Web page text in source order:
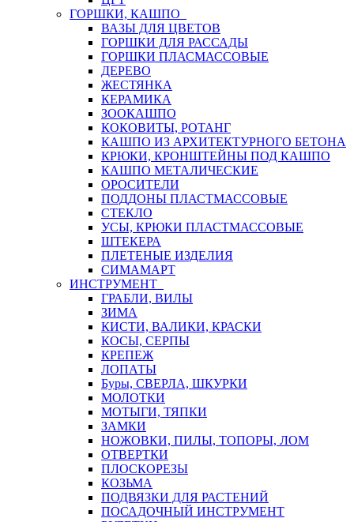
ГОРШКИ, КАШПО
ВАЗЫ ДЛЯ ЦВЕТОВ
ГОРШКИ ДЛЯ РАССАДЫ
ГОРШКИ ПЛАСМАССОВЫЕ
ДЕРЕВО
ЖЕСТЯНКА
КЕРАМИКА
ЗООКАШПО
КОКОВИТЫ, РОТАНГ
КАШПО ИЗ АРХИТЕКТУРНОГО БЕТОНА
КРЮКИ, КРОНШТЕЙНЫ ПОД КАШПО
КАШПО МЕТАЛИЧЕСКИЕ
ОРОСИТЕЛИ
ПОДДОНЫ ПЛАСТМАССОВЫЕ
СТЕКЛО
УСЫ, КРЮКИ ПЛАСТМАССОВЫЕ
ШТЕКЕРА
ПЛЕТЕНЫЕ ИЗДЕЛИЯ
СИМАМАРТ
ИНСТРУМЕНТ
ГРАБЛИ, ВИЛЫ
ЗИМА
КИСТИ, ВАЛИКИ, КРАСКИ
КОСЫ, СЕРПЫ
КРЕПЕЖ
ЛОПАТЫ
Буры, СВЕРЛА, ШКУРКИ
МОЛОТКИ
МОТЫГИ, ТЯПКИ
ЗАМКИ
НОЖОВКИ, ПИЛЫ, ТОПОРЫ, ЛОМ
ОТВЕРТКИ
ПЛОСКОРЕЗЫ
КОЗЬМА
ПОДВЯЗКИ ДЛЯ РАСТЕНИЙ
ПОСАДОЧНЫЙ ИНСТРУМЕНТ